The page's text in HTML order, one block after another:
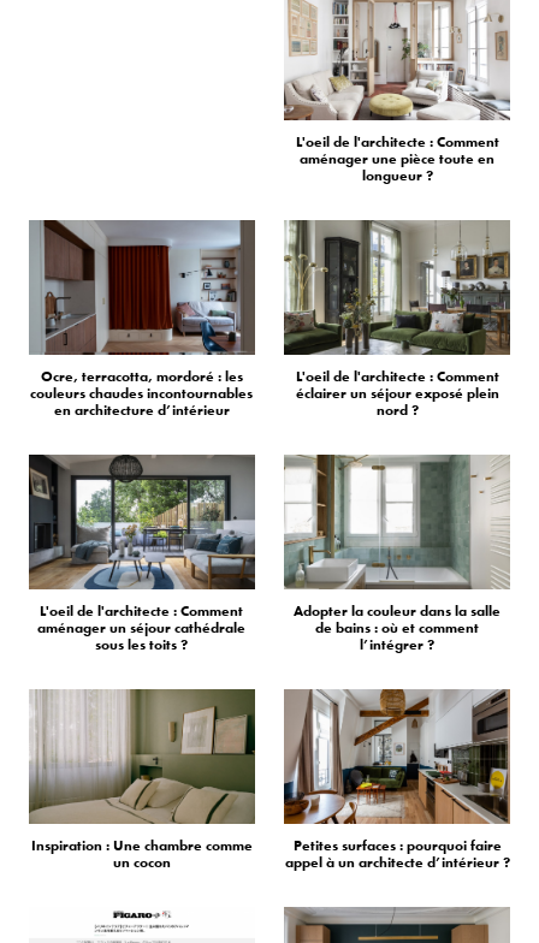
L'oeil de l'architecte : Comment
aménager une pièce toute en
longueur ?
Ocre, terracotta, mordoré : les
couleurs chaudes incontournables
en architecture d’intérieur
L'oeil de l'architecte : Comment
éclairer un séjour exposé plein
nord ?
L'oeil de l'architecte : Comment
aménager un séjour cathédrale
sous les toits ?
Adopter la couleur dans la salle
de bains : où et comment
l’intégrer ?
Inspiration : Une chambre comme
un cocon
Petites surfaces : pourquoi faire
appel à un architecte d’intérieur ?